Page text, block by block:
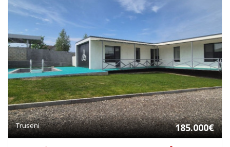
Truseni 185.000€